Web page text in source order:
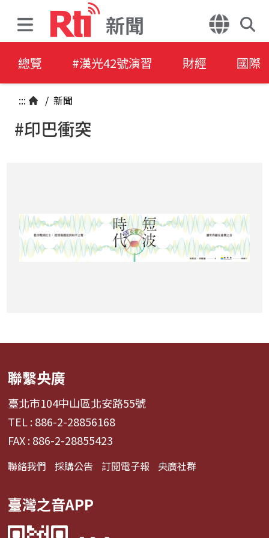
新聞
總覽 #漢光42號演習 財經 國際
::: / 新聞
#印巴衝突
聯繫央廣
臺北市104中山區北安路55號
TEL : 886-2-28856168
FAX : 886-2-28855423
聯絡我們 採購公告 訂閱電子報 央廣社群
臺灣之音APP